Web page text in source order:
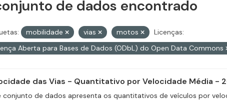
de dados encontrado
mobilidade vias motos
Licenças:
Aberta para Bases de Dados (ODbL) do Open Data Commons
das Vias - Quantitativo por Velocidade Média -
conjunto de dados apresenta os quantitativos de veículos por